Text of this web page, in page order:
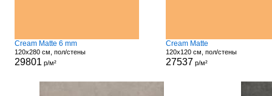
Cream Matte 6 mm
120x280 см, пол/стены
29801 р/м²
Cream Matte
120x120 см, пол/стены
27537 р/м²